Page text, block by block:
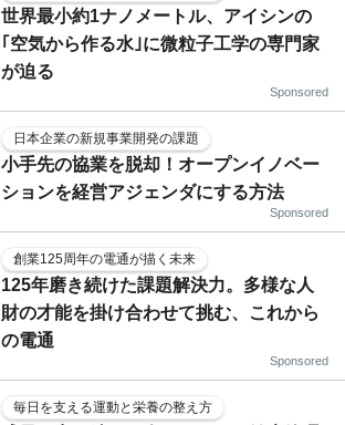
世界最小約1ナノメートル、アイシンの
｢空気から作る水｣に微粒子工学の専門家
が迫る
Sponsored
日本企業の新規事業開発の課題
小手先の協業を脱却！オープンイノベー
ションを経営アジェンダにする方法
Sponsored
創業125周年の電通が描く未来
125年磨き続けた課題解決力。多様な人
財の才能を掛け合わせて挑む、これから
の電通
Sponsored
毎日を支える運動と栄養の整え方